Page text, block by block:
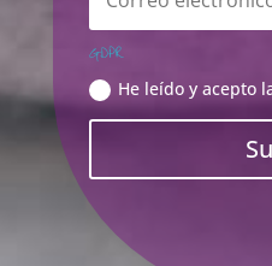
GDPR
He leído y acepto